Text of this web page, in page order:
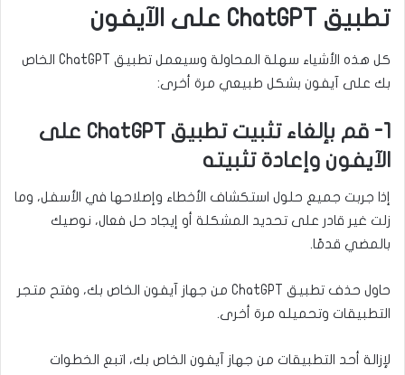
تطبيق ChatGPT على الآيفون
كل هذه الأشياء سهلة المحاولة وسيعمل تطبيق ChatGPT الخاص
بك على آيفون بشكل طبيعي مرة أخرى:
1- قم بإلغاء تثبيت تطبيق ChatGPT على
الآيفون وإعادة تثبيته
إذا جربت جميع حلول استكشاف الأخطاء وإصلاحها في الأسفل، وما
زلت غير قادر على تحديد المشكلة أو إيجاد حل فعال، نوصيك
بالمضي قدمًا.
حاول حذف تطبيق ChatGPT من جهاز آيفون الخاص بك، وفتح متجر
التطبيقات وتحميله مرة أخرى.
لإزالة أحد التطبيقات من جهاز آيفون الخاص بك، اتبع الخطوات